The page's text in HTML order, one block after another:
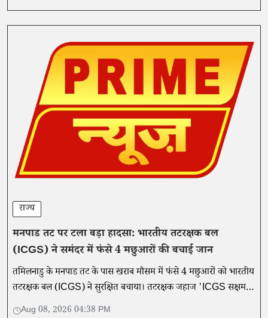
राज्य
मनपाड तट पर टला बड़ा हादसा: भारतीय तटरक्षक बल
(ICGS) ने समंदर में फंसे 4 मछुआरों की बचाई जान
तमिलनाडु के मनपाड तट के पास खराब मौसम में फंसे 4 मछुआरों को भारतीय
तटरक्षक बल (ICGS) ने सुरक्षित बचाया। तटरक्षक जहाज 'ICGS सक्षम'
ने चलाया सफल रेस्क्यू ऑपरेशन।
Aug 08, 2026 04:38 PM